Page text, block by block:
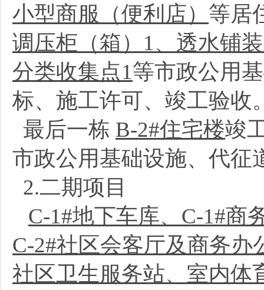
小型商服（便利店） 等居
调压柜（箱）1、透水铺
分类收集点1等市政公用
标、施工许可、竣工验收
最后一栋 B-2#住宅楼竣
市政公用基础设施、代征
2.二期项目
C-1#地下车库、C-1#商
C-2#社区会客厅及商务办
社区卫生服务站、室内体